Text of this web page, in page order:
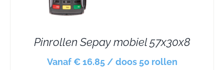
Pinrollen Sepay mobiel 57x30x8
Vanaf € 16.85 / doos 50 rollen